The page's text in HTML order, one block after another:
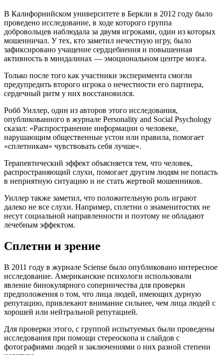
В Калифорнийском университете в Беркли в 2012 году было
проведено исследование, в ходе которого группа
добровольцев наблюдала за двумя игроками, один из которых
мошенничал. У тех, кто заметил нечестную игру, было
зафиксировано учащение сердцебиения и повышенная
активность в миндалинах — эмоциональном центре мозга.
Только после того как участники эксперимента смогли
предупредить второго игрока о нечестности его партнера,
сердечный ритм у них восстановился.
Робб Уиллер, один из авторов этого исследования,
опубликованного в журнале Personality and Social Psychology
сказал: «Распространение информации о человеке,
нарушающим общественные устои или правила, помогает
«сплетникам» чувствовать себя лучше».
Терапевтический эффект объясняется тем, что человек,
распространяющий слухи, помогает другим людям не попасть
в неприятную ситуацию и не стать жертвой мошенников.
Уиллер также заметил, что положительную роль играют
далеко не все слухи. Например, сплетни о знаменитостях не
несут социальной направленности и поэтому не обладают
лечебным эффектом.
Сплетни и зрение
В 2011 году в журнале Sciense было опубликовано интересное
исследование. Американские психологи использовали
явление бинокулярного соперничества для проверки
предположения о том, что лица людей, имеющих дурную
репутацию, привлекают внимание сильнее, чем лица людей с
хорошей или нейтральной репутацией.
Для проверки этого, с группой испытуемых были проведены
исследования при помощи стереоскопа и слайдов с
фотографиями людей и заключениями о них разной степени